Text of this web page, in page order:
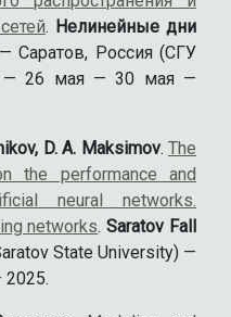
. Нелинейные дни
Саратов, Россия (СГУ
— 26 мая — 30 мая —
D. A. Maksimov.The
the performance and
neural networks.
networks.Saratov Fall
State University) —
2025.